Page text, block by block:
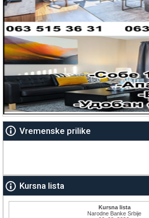
Vremenske prilike
Kursna lista